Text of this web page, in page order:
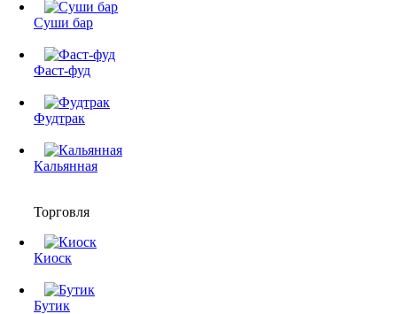
Суши бар
Фаст-фуд
Фудтрак
Кальянная
Торговля
Киоск
Бутик